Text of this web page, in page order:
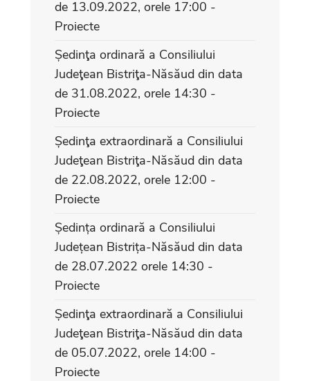
de 13.09.2022, orele 17:00 -
Proiecte
Ședinţa ordinară a Consiliului
Judeţean Bistriţa-Năsăud din data
de 31.08.2022, orele 14:30 -
Proiecte
Ședinţa extraordinară a Consiliului
Judeţean Bistriţa-Năsăud din data
de 22.08.2022, orele 12:00 -
Proiecte
Ședința ordinară a Consiliului
Județean Bistrița-Năsăud din data
de 28.07.2022 orele 14:30 -
Proiecte
Ședinţa extraordinară a Consiliului
Judeţean Bistriţa-Năsăud din data
de 05.07.2022, orele 14:00 -
Proiecte